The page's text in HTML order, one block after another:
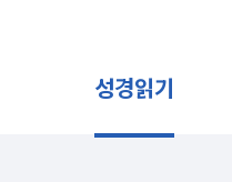
성경읽기